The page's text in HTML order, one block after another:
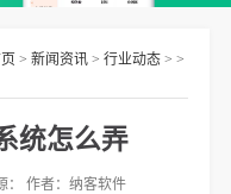
> 新闻资讯> 行业动态> >
统怎么弄
： 作者：纳客软件